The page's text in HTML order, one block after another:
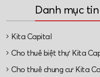
Danh mục
Kita Capital
Cho thuê biệt thự Kita
Cho thuê chung cư Kita